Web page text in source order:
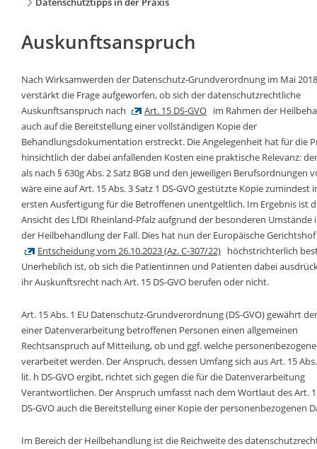
Auskunftsanspruch
Nach Wirksamwerden der Datenschutz-Grundverordnung im Mai
verstärkt die Frage aufgeworfen, ob sich der datenschutzrechtliche
Auskunftsanspruch nach
Art. 15 DS-GVO im Rahmen der
auch auf die Bereitstellung einer vollständigen Kopie der
Behandlungsdokumentation erstreckt. Die Angelegenheit hat für die
hinsichtlich der dabei anfallenden Kosten eine praktische Relevanz:
als nach § 630g Abs. 2 Satz BGB und den jeweiligen Berufsordnungen
wäre eine auf Art. 15 Abs. 3 Satz 1 DS-GVO gestützte Kopie zumindest
ersten Ausfertigung für die Betroffenen unentgeltlich. Im Ergebnis ist
Ansicht des LfDI Rheinland-Pfalz aufgrund der besonderen Umstände
der Heilbehandlung der Fall. Dies hat nun der Europäische
Entscheidung vom 26.10.2023 (Az. C-307/22) höchstrichterlich
Unerheblich ist, ob sich die Patientinnen und Patienten dabei
ihr Auskunftsrecht nach Art. 15 DS-GVO berufen oder nicht.
Art. 15 Abs. 1 EU Datenschutz-Grundverordnung (DS-GVO) gewährt
einer Datenverarbeitung betroffenen Personen einen allgemeinen
Rechtsanspruch auf Mitteilung, ob und ggf. welche
verarbeitet werden. Der Anspruch, dessen Umfang sich aus Art. 15
lit. h DS-GVO ergibt, richtet sich gegen die für die Datenverarbeitung
Verantwortlichen. Der Anspruch umfasst nach dem Wortlaut des Art.
DS-GVO auch die Bereitstellung einer Kopie der personenbezogenen
Im Bereich der Heilbehandlung ist die Reichweite des